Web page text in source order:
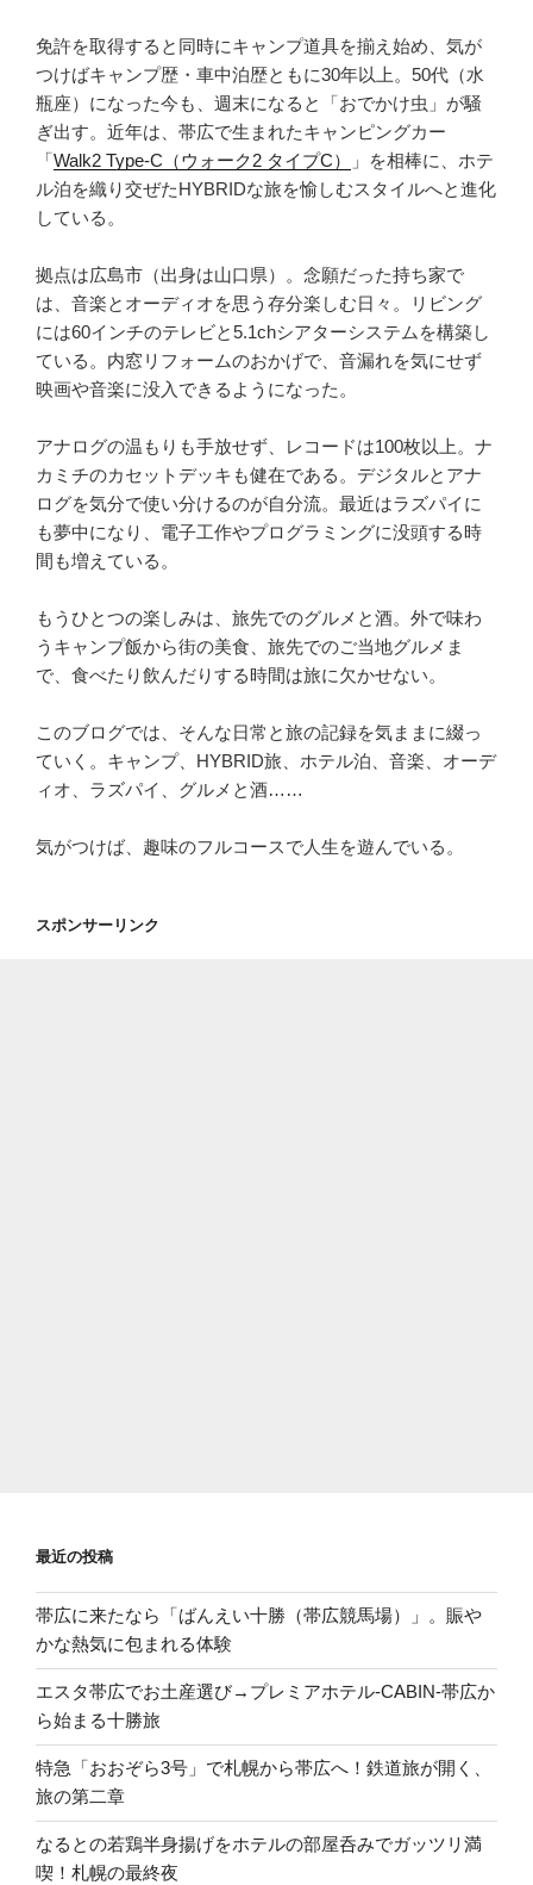
免許を取得すると同時にキャンプ道具を揃え始め、気が
つけばキャンプ歴・車中泊歴ともに30年以上。50代（水
瓶座）になった今も、週末になると「おでかけ虫」が騒
ぎ出す。近年は、帯広で生まれたキャンピングカー
「Walk2 Type‑C（ウォーク2 タイプC）
」を相棒に、ホテ
ル泊を織り交ぜたHYBRIDな旅を愉しむスタイルへと進化
している。
拠点は広島市（出身は山口県）。念願だった持ち家で
は、音楽とオーディオを思う存分楽しむ日々。リビング
には60インチのテレビと5.1chシアターシステムを構築し
ている。内窓リフォームのおかげで、音漏れを気にせず
映画や音楽に没入できるようになった。
アナログの温もりも手放せず、レコードは100枚以上。ナ
カミチのカセットデッキも健在である。デジタルとアナ
ログを気分で使い分けるのが自分流。最近はラズパイに
も夢中になり、電子工作やプログラミングに没頭する時
間も増えている。
もうひとつの楽しみは、旅先でのグルメと酒。外で味わ
うキャンプ飯から街の美食、旅先でのご当地グルメま
で、食べたり飲んだりする時間は旅に欠かせない。
このブログでは、そんな日常と旅の記録を気ままに綴っ
ていく。キャンプ、HYBRID旅、ホテル泊、音楽、オーデ
ィオ、ラズパイ、グルメと酒……
気がつけば、趣味のフルコースで人生を遊んでいる。
スポンサーリンク
最近の投稿
帯広に来たなら「ばんえい十勝（帯広競馬場）」。賑や
かな熱気に包まれる体験
エスタ帯広でお土産選び→プレミアホテル-CABIN-帯広か
ら始まる十勝旅
特急「おおぞら3号」で札幌から帯広へ！鉄道旅が開く、
旅の第二章
なるとの若鶏半身揚げをホテルの部屋呑みでガッツリ満
喫！札幌の最終夜